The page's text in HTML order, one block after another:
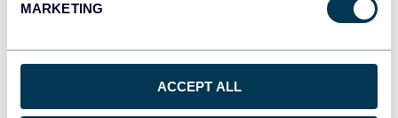
MARKETING
ACCEPT ALL